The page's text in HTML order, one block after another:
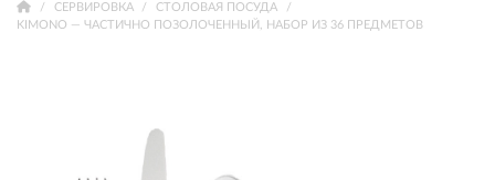
СЕРВИРОВКА
СТОЛОВАЯ ПОСУДА
KIMONO — ЧАСТИЧНО ПОЗОЛОЧЕННЫЙ, НАБОР ИЗ 36 ПРЕДМЕТОВ